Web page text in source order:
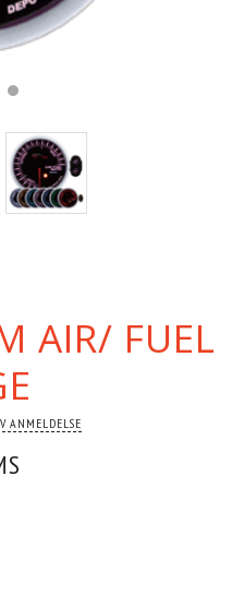
AIR/ FUEL
ANMELDELSE